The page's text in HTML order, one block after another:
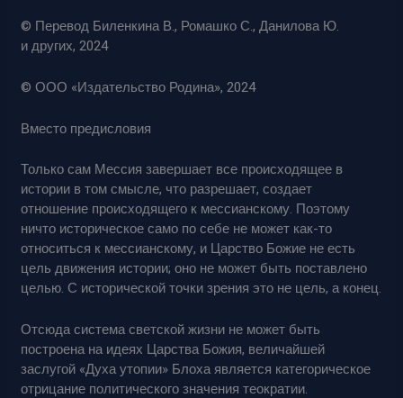
© Перевод Биленкина В., Ромашко С., Данилова Ю.
и других, 2024
© ООО «Издательство Родина», 2024
Вместо предисловия
Только сам Мессия завершает все происходящее в
истории в том смысле, что разрешает, создает
отношение происходящего к мессианскому. Поэтому
ничто историческое само по себе не может как-то
относиться к мессианскому, и Царство Божие не есть
цель движения истории; оно не может быть поставлено
целью. С исторической точки зрения это не цель, а конец.
Отсюда система светской жизни не может быть
построена на идеях Царства Божия, величайшей
заслугой «Духа утопии» Блоха является категорическое
отрицание политического значения теократии.